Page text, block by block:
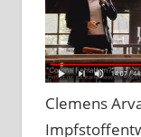
Clemens